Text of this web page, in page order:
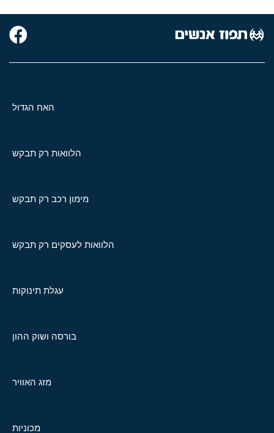
האח הגדול
הלוואות רק תבקש
מימון רכב רק תבקש
הלוואות לעסקים רק תבקש
עגלת תינוקות
בורסה ושוק ההון
מזג האוויר
מכוניות